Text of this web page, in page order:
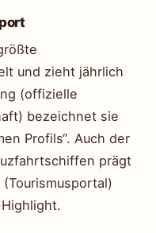
und zieht jährlich
(offizielle
bezeichnet sie
Profils“. Auch der
prägt